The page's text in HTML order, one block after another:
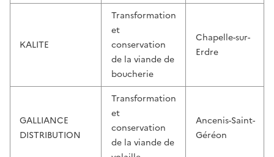
KALITE
Transformation
et
conservation
de la viande de
boucherie
Chapelle-sur-
Erdre
GALLIANCE
DISTRIBUTION
Transformation
et
conservation
de la viande de
Ancenis-Saint-
Géréon